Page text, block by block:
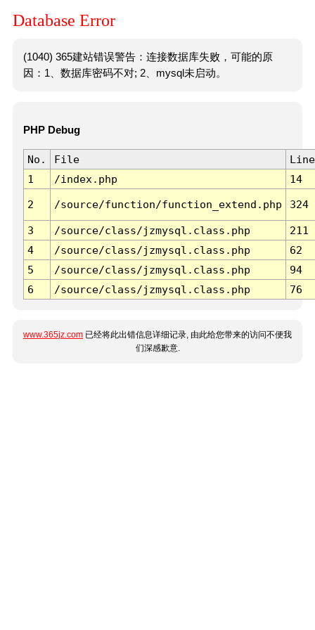
Database Error
(1040) 365建站错误警告：连接数据库失败，可能的原
因：1、数据库密码不对; 2、mysql未启动。
PHP Debug
No. File
Line
1
/index.php 14
2 /source/function/function_extend.php 324
3 /source/class/jzmysql.class.php
211
4
/source/class/jzmysql.class.php
62
5
/source/class/jzmysql.class.php
94
6
/source/class/jzmysql.class.php 76
www.365jz.com 已经将此出错信息详细记录, 由此给您带来的访问不便我
们深感歉意.